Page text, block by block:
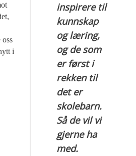
inspirere til
kunnskap
og læring,
og de som
er først i
rekken til
det er
skolebarn.
Så de vil vi
gjerne ha
med.
oss
i